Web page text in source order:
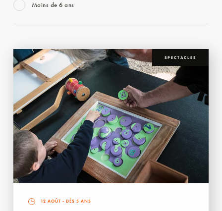
Moins de 6 ans
SPECTACLES
12 AOÛT - DÈS 5 ANS